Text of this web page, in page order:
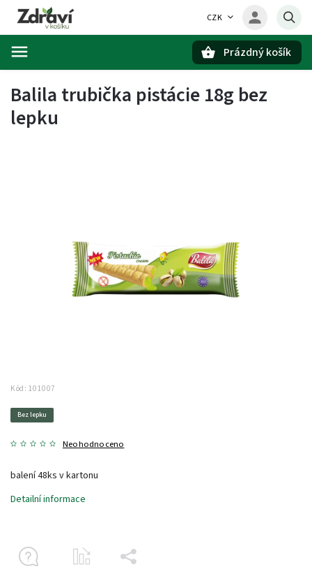
CZK
Prázdný košík
Balila trubička pistácie 18g bez
lepku
Kód: 101007
Bez lepku
Neohodnoceno
balení 48ks v kartonu
Detailní informace